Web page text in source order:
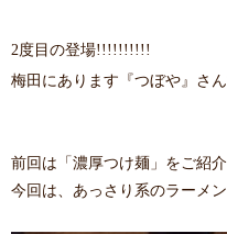
2度目の登場!!!!!!!!!!
梅田にあります『つぼや』さ
前回は「濃厚つけ麺」をご紹介
今回は、あっさり系のラーメ